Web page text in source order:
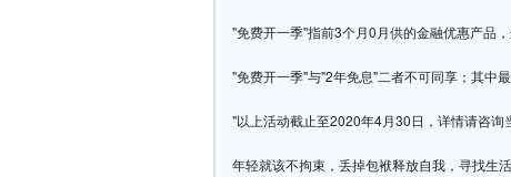
"免费开一季"指前3个月0月供的金融优惠产品
"免费开一季"与"2年免息"二者不可同享；其中
"以上活动截止至2020年4月30日，详情请咨询
年轻就该不拘束，丢掉包袱释放自我，寻找生